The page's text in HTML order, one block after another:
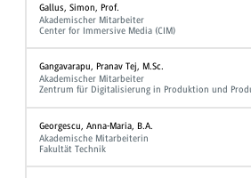
Gallus, Simon, Prof.
Akademischer Mitarbeiter
Center for Immersive Media (CIM)
Gangavarapu, Pranav Tej, M.Sc.
Akademischer Mitarbeiter
Zentrum für Digitalisierung in Produktion und
Georgescu, Anna-Maria, B.A.
Akademische Mitarbeiterin
Fakultät Technik